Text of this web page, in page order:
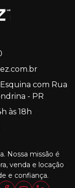
com Rua
- PR
às 18h
Nossa missão é
venda e locação
e confiança.